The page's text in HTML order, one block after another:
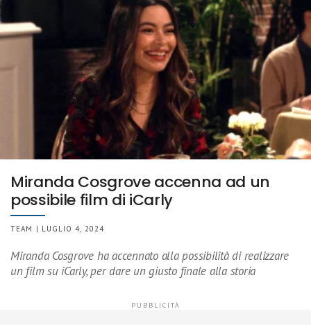
Miranda Cosgrove accenna ad un
possibile film di iCarly
TEAM | LUGLIO 4, 2024
Miranda Cosgrove ha accennato alla possibilità di realizzare
un film su iCarly, per dare un giusto finale alla storia